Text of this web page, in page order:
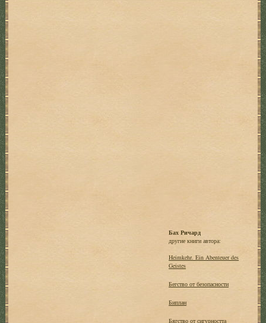
Бах Ричард
другие книги автора:
Heimkehr. Ein Abenteuer des
Geistes
Бегство от безопасности
Биплан
Бягство от сигурността